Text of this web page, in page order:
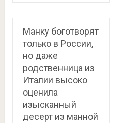
Манку боготворят
только в России,
но даже
родственница из
Италии высоко
оценила
изысканный
десерт из манной